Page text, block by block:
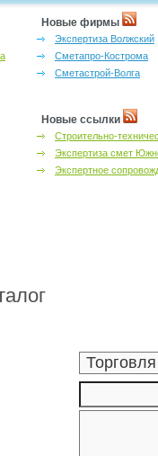
Новые фирмы
Экспертиза Волжский
Сметапро-Кострома
Сметастрой-Волга
Новые ссылки
Строительно-
Экспертиза смет
Экспертное